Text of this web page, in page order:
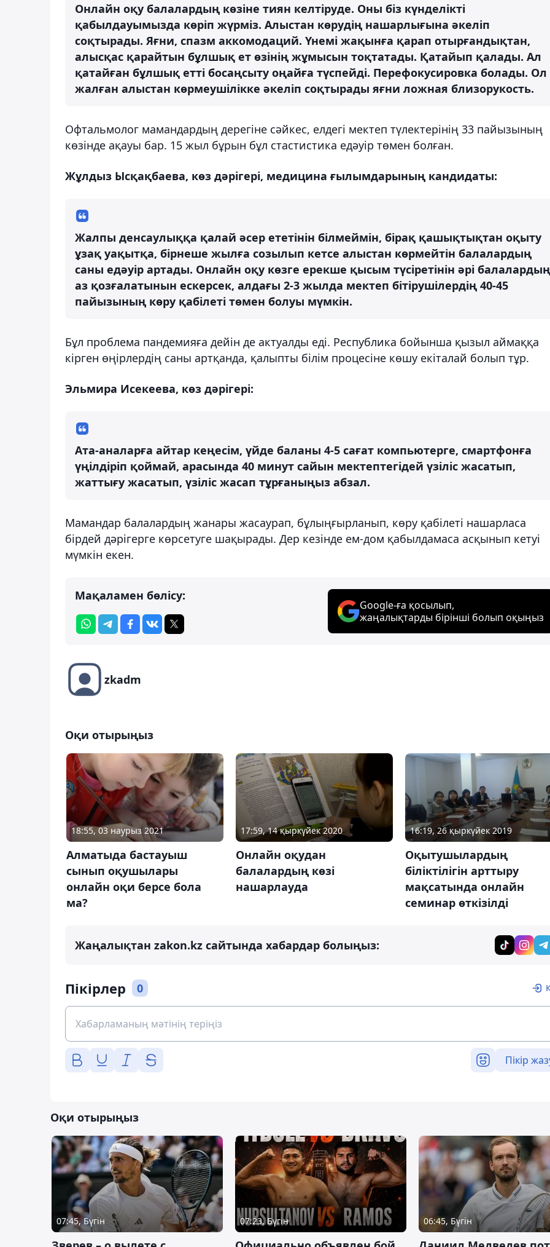
Онлайн оқу балалардың көзіне тиян келтіруде. Оны біз күнделікті
қабылдауымызда көріп жүрміз. Алыстан көрудің нашарлығына әкеліп
соқтырады. Яғни, спазм аккомодаций. Үнемі жақынға қарап отырғандықтан,
алысқас қарайтын бұлшық ет өзінің жұмысын тоқтатады. Қатайып қалады. Ал
қатайған бұлшық етті босаңсыту оңайға түспейді. Перефокусировка болады. Ол
жалған алыстан көрмеушілікке әкеліп соқтырады яғни ложная близорукость.
Офтальмолог мамандардың дерегіне сәйкес, елдегі мектеп түлектерінің 33 пайызының
көзінде ақауы бар. 15 жыл бұрын бұл стастистика едәуір төмен болған.
Жұлдыз Ысқақбаева, көз дәрігері, медицина ғылымдарының кандидаты:
Жалпы денсаулыққа қалай әсер ететінін білмеймін, бірақ қашықтықтан оқыту
ұзақ уақытқа, бірнеше жылға созылып кетсе алыстан көрмейтін балалардың
саны едәуір артады. Онлайн оқу көзге ерекше қысым түсіретінін әрі балалардың
аз қозғалатынын ескерсек, алдағы 2-3 жылда мектеп бітірушілердің 40-45
пайызының көру қабілеті төмен болуы мүмкін.
Бұл проблема пандемияға дейін де актуалды еді. Республика бойынша қызыл аймаққа
кірген өңірлердің саны артқанда, қалыпты білім процесіне көшу екіталай болып тұр.
Эльмира Исекеева, көз дәрігері:
Ата-аналарға айтар кеңесім, үйде баланы 4-5 сағат компьютерге, смартфонға
үңілдіріп қоймай, арасында 40 минут сайын мектептегідей үзіліс жасатып,
жаттығу жасатып, үзіліс жасап тұрғаныңыз абзал.
Мамандар балалардың жанары жасаурап, бұлыңғырланып, көру қабілеті нашарласа
бірдей дәрігерге көрсетуге шақырады. Дер кезінде ем-дом қабылдамаса асқынып кетуі
мүмкін екен.
Мақаламен бөлісу:
Google-ға қосылып,
жаңалықтарды бірінші болып оқыңыз
zkadm
Оқи отырыңыз
18:55, 03 наурыз 2021
Алматыда бастауыш
сынып оқушылары
онлайн оқи берсе бола
ма?
17:59, 14 қыркүйек 2020
Онлайн оқудан
балалардың көзі
нашарлауда
16:19, 26 қыркүйек 2019
Оқытушылардың
біліктілігін арттыру
мақсатында онлайн
семинар өткізілді
Жаңалықтан zakon.kz сайтында хабардар болыңыз:
Пікірлер 0
Пікір
Оқи отырыңыз
07:45, Бүгін 07:23, Бүгін 06:45, Бүгін